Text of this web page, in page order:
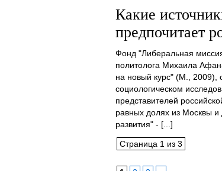
Какие
предпочитает
Фонд "Либеральная
политолога Михаила
на новый курс" (М., 2009),
социологическом
представителей
равных долях из Москвы и
развития" - [...]
Страница 1 из 3